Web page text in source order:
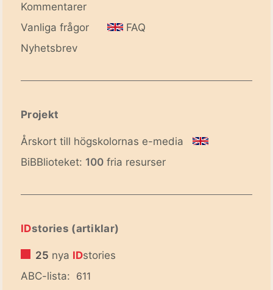
Kommentarer
Vanliga frågor
FAQ
Nyhetsbrev
Projekt
Årskort till högskolornas e-media
BiBBlioteket: 100 fria resurser
IDstories (artiklar)
25 nya IDstories
ABC-lista: 611